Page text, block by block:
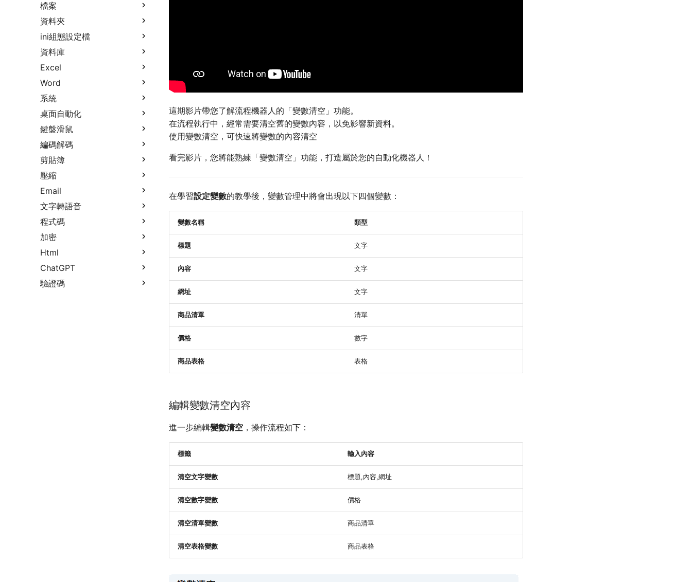
檔案
資料夾
ini組態設定檔
資料庫
Excel
Word
系統
桌面自動化
鍵盤滑鼠
編碼解碼
剪貼簿
壓縮
Email
文字轉語音
程式碼
加密
Html
ChatGPT
驗證碼
這期影片帶您了解流程機器人的「變數清空」功能。
在流程執行中，經常需要清空舊的變數內容，以免影響新資料。
使用變數清空，可快速將變數的內容清空
看完影片，您將能熟練「變數清空」功能，打造屬於您的自動化機器人！
在學習設定變數的教學後，變數管理中將會出現以下四個變數：
變數名稱 類型
標題 文字
內容 文字
網址 文字
商品清單 清單
價格 數字
商品表格 表格
編輯變數清空內容
進一步編輯變數清空 ，操作流程如下：
標籤 輸入內容
清空文字變數 標題,內容,網址
清空數字變數 價格
清空清單變數 商品清單
清空表格變數 商品表格